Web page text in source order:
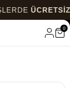
ÜCRETSİZ
0